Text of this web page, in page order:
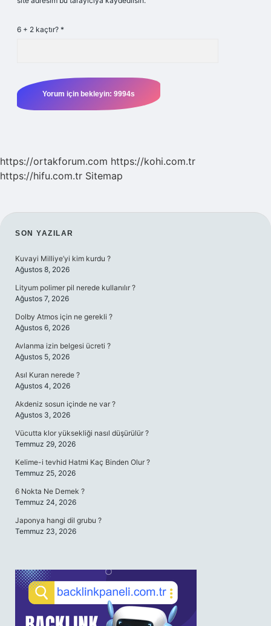
6 + 2 kaçtır? *
https://ortakforum.com https://kohi.com.tr
https://hifu.com.tr Sitemap
SIDEBAR
SON YAZILAR
Kuvayi Milliye’yi kim kurdu ?
Ağustos 8, 2026
Lityum polimer pil nerede kullanılır ?
Ağustos 7, 2026
Dolby Atmos için ne gerekli ?
Ağustos 6, 2026
Avlanma izin belgesi ücreti ?
Ağustos 5, 2026
Asıl Kuran nerede ?
Ağustos 4, 2026
Akdeniz sosun içinde ne var ?
Ağustos 3, 2026
Vücutta klor yüksekliği nasıl düşürülür ?
Temmuz 29, 2026
Kelime-i tevhid Hatmi Kaç Binden Olur ?
Temmuz 25, 2026
6 Nokta Ne Demek ?
Temmuz 24, 2026
Japonya hangi dil grubu ?
Temmuz 23, 2026